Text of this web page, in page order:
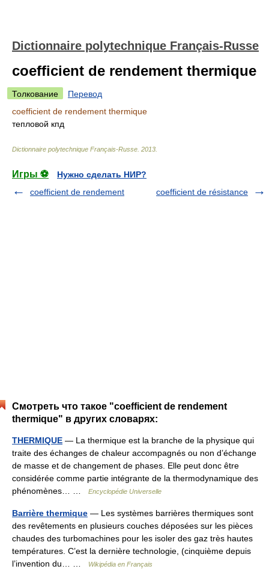
Dictionnaire polytechnique Français-Russe
coefficient de rendement thermique
Толкование
Перевод
coefficient de rendement thermique
тепловой кпд
Dictionnaire polytechnique Français-Russe 2013
Игры ⚽
Нужно сделать НИР?
coefficient de rendement
coefficient de résistance
Смотреть что такое "coefficient de rendement
thermique" в других словарях:
THERMIQUE — La thermique est la branche de la physique qui
traite des échanges de chaleur accompagnés ou non d’échange
de masse et de changement de phases. Elle peut donc être
considérée comme partie intégrante de la thermodynamique des
phénomènes… …
Encyclopédie Universelle
Barrière thermique — Les systèmes barrières thermiques sont
des revêtements en plusieurs couches déposées sur les pièces
chaudes des turbomachines pour les isoler des gaz très hautes
températures. C’est la dernière technologie, (cinquième depuis
l’invention du… …
Wikipédia en Français